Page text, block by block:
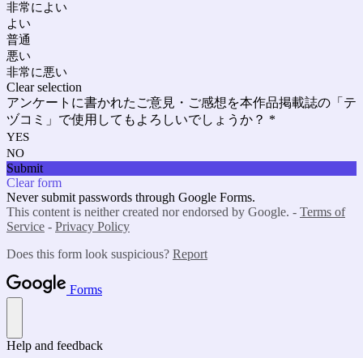
非常によい
よい
普通
悪い
非常に悪い
Clear selection
アンケートに書かれたご意見・ご感想を本作品掲載誌の「テ
ヅコミ」で使用してもよろしいでしょうか？ *
YES
NO
Submit
Clear form
Never submit passwords through Google Forms.
This content is neither created nor endorsed by Google. - Terms of
Service - Privacy Policy
Does this form look suspicious? Report
Forms
Help and feedback